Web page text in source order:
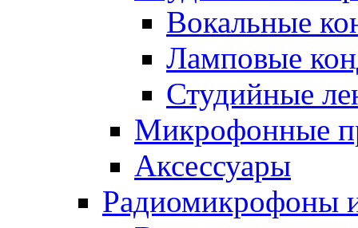
Вокальные
Ламповые
Студийные
Микрофонные
Аксессуары
Радиомикрофоны